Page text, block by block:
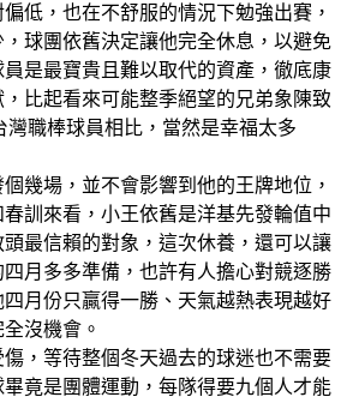
低，也在不舒服的情況下勉強出賽，
球團依舊決定讓他完全休息，以避免
是最寶貴且難以取代的資產，徹底康
比起看來可能整季絕望的兄弟象陳致
職棒球員相比，當然是幸福太多
幾場，並不會影響到他的王牌地位，
訓來看，小王依舊是洋基先發輪值中
最信賴的對象，這次休養，還可以讓
月多多準備，也許有人擔心對競逐勝
月份只贏得一勝、天氣越熱表現越好
沒機會。
，等待整個冬天過去的球迷也不需要
竟是團體運動，每隊得要九個人才能